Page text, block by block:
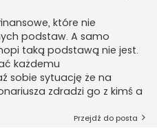
które nie
podstaw. A samo
taką podstawą nie jest.
każdemu
sobie sytuację że na
zdradzi go z kimś a
Przejdź do posta